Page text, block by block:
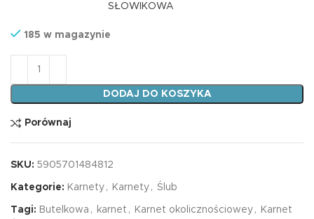
SŁOWIKOWA
185 w magazynie
DODAJ DO KOSZYKA
Porównaj
SKU: 5905701484812
Kategorie: Karnety , Karnety , Ślub
Tagi: Butelkowa , karnet , Karnet okolicznościowey ,
Karnet